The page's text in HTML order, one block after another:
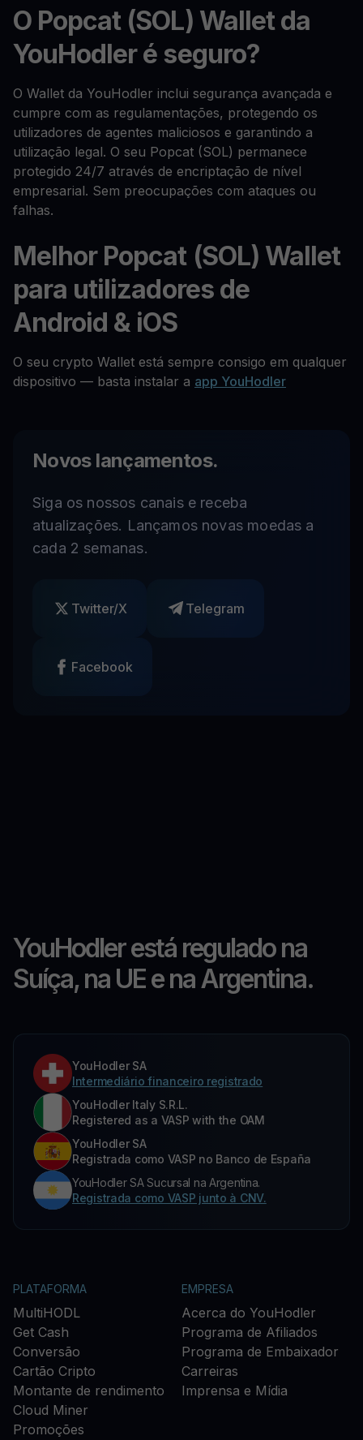
O Popcat (SOL) Wallet da
YouHodler é seguro?
O Wallet da YouHodler inclui segurança avançada e
cumpre com as regulamentações, protegendo os
utilizadores de agentes maliciosos e garantindo a
utilização legal. O seu Popcat (SOL) permanece
protegido 24/7 através de encriptação de nível
empresarial. Sem preocupações com ataques ou
falhas.
Melhor Popcat (SOL) Wallet
para utilizadores de
Android & iOS
O seu crypto Wallet está sempre consigo em qualquer
dispositivo — basta instalar a app YouHodler
Novos lançamentos.
Siga os nossos canais e receba
atualizações. Lançamos novas moedas a
cada 2 semanas.
Twitter/X Telegram
Facebook
YouHodler está regulado na
Suíça, na UE e na Argentina.
YouHodler SA
Intermediário financeiro registrado
YouHodler Italy S.R.L.
Registered as a VASP with the OAM
YouHodler SA
Registrada como VASP no Banco de España
YouHodler SA Sucursal na Argentina.
Registrada como VASP junto à CNV.
PLATAFORMA
MultiHODL
Get Cash
Conversão
Cartão Cripto
Montante de rendimento
Cloud Miner
Promoções
EMPRESA
Acerca do YouHodler
Programa de Afiliados
Programa de Embaixador
Carreiras
Imprensa e Mídia